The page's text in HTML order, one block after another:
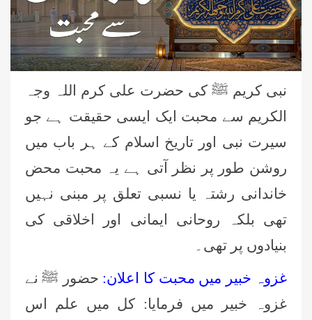
نبی کریم ﷺ کی حضرت علی کرم اللہ وجہ
الکریم سے محبت ایک ایسی حقیقت ہے جو
سیرت نبی اور تاریخ اسلام کے ہر باب میں
روشن طور پر نظر آتی ہے یہ محبت محض
خاندانی رشتہ یا نسبی تعلق پر مبنی نہیں
تھی بلکہ روحانی ایمانی اور اخلاقی کی
بنیادوں پر تھی۔
غزوہ خبیر میں محبت کا اعلان: حضور ﷺ نے
غزوہ خبیر میں فرمایا: کل میں علم اس